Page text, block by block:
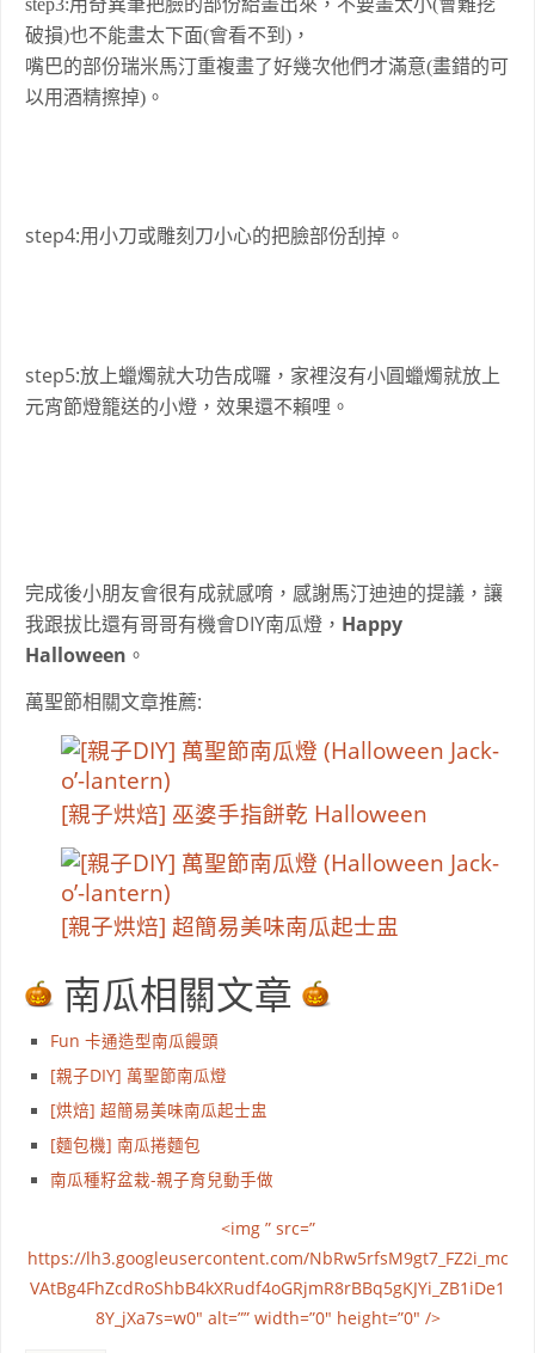
破損)也不能畫太下面(會看不到)，
嘴巴的部份瑞米馬汀重複畫了好幾次他們才滿意(畫錯的可
以用酒精擦掉)。
step4:用小刀或雕刻刀小心的把臉部份刮掉。
step5:放上蠟燭就大功告成囉，家裡沒有小圓蠟燭就放上
元宵節燈籠送的小燈，效果還不賴哩。
完成後小朋友會很有成就感唷 ，感謝馬汀迪迪的提議，讓
我跟拔比還有哥哥有機會DIY南瓜燈， Happy
Halloween 。
萬聖節相關文章推薦:
[親子烘焙] 巫婆手指餅乾 Halloween
[親子烘焙] 超簡易美味南瓜起士盅
南瓜相關文章
Fun 卡通造型南瓜饅頭
[親子DIY] 萬聖節南瓜燈
[烘焙] 超簡易美味南瓜起士盅
[麵包機] 南瓜捲麵包
南瓜種籽盆栽-親子育兒動手做
<img ” src=”
https://lh3.googleusercontent.com/NbRw5rfsM9gt7_FZ2i_mc
VAtBg4FhZcdRoShbB4kXRudf4oGRjmR8rBBq5gKJYi_ZB1iDe1
8Y_jXa7s=w0″ alt=”” width=”0″ height=”0″ />